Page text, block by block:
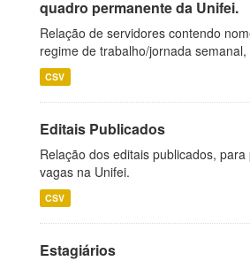
quadro permanente da Unifei.
Relação de servidores contendo
regime de trabalho/jornada semanal,
CSV
Editais Publicados
Relação dos editais publicados,
vagas na Unifei.
CSV
Estagiários